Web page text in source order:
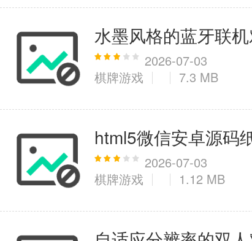
水墨风格的蓝牙联
2026-07-03
棋牌游戏
7.3 MB
html5微信安卓源码
2026-07-03
棋牌游戏
1.12 MB